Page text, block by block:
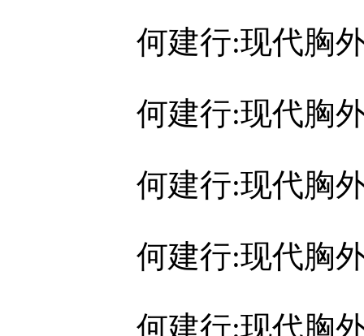
何建行:现代胸
何建行:现代胸
何建行:现代胸
何建行:现代胸
何建行:现代胸